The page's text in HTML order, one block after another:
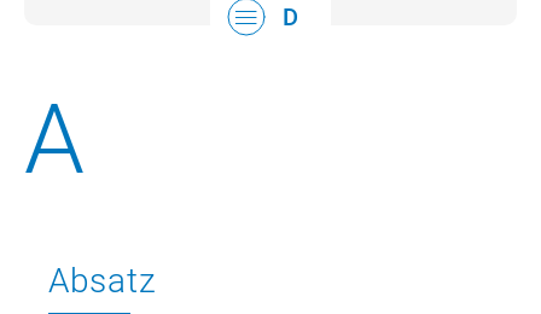
D
A
Absatz